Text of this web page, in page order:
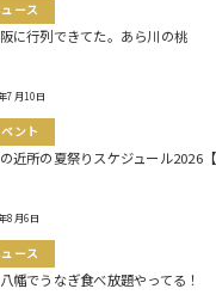
ース
に行列できてた。あら川の桃
7月10日
ント
近所の夏祭りスケジュール2026【
8月6日
ース
幡でうなぎ食べ放題やってる！